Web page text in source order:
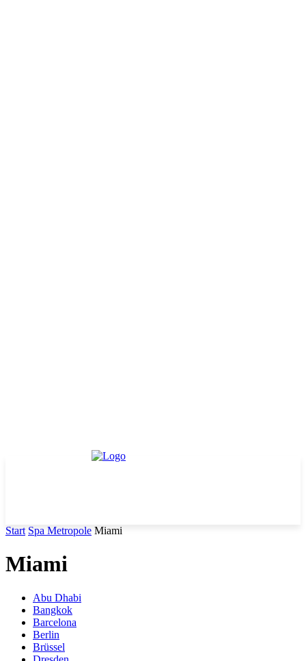
Start Spa Metropole Miami
Miami
Abu Dhabi
Bangkok
Barcelona
Berlin
Brüssel